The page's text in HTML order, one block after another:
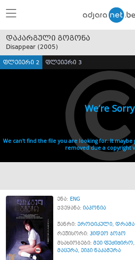
დაკარგული გოგონა
Disappear (2005)
ფლეიერი 2 ფლეიერი 3
ენა: ENG
ქვეყანა: იაპონია
ჟანრი: ეროტიკული, დრამა
რეჟისორი: ჰიდეო ჯოჯო
მსახიობები: მეი ფუძიშირო,
მაცურა, ეიჯი ნაკამურა